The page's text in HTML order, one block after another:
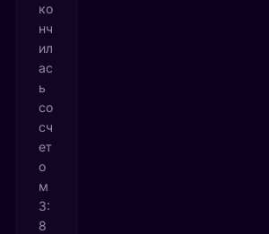
ко
нч
ил
ас
ь
со
сч
ет
о
м
3:
8